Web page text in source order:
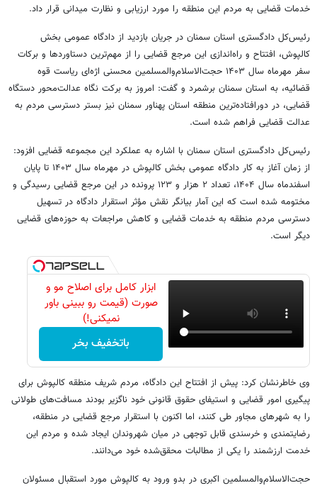
خدمات قضایی به مردم این منطقه را مورد ارزیابی و نظارت میدانی قرار داد.
رئیس‌کل دادگستری استان سمنان در جریان بازدید از دادگاه عمومی بخش
کالپوش، افتتاح و راه‌اندازی این مرجع قضایی را از مهم‌ترین دستاوردها و برکات
سفر مهرماه سال ۱۴۰۳ حجت‌الاسلام‌والمسلمین محسنی اژه‌ای ریاست قوه
قضائیه، به استان سمنان برشمرد و گفت: امروز به برکت نگاه عدالت‌محور دستگاه
قضایی، در دورافتاده‌ترین منطقه استان پهناور سمنان نیز بستر دسترسی مردم به
عدالت قضایی فراهم شده است.
رئیس‌کل دادگستری استان سمنان با اشاره به عملکرد این مجموعه قضایی افزود:
از زمان آغاز به کار دادگاه عمومی بخش کالپوش در مهرماه سال ۱۴۰۳ تا پایان
اسفندماه سال ۱۴۰۴، تعداد ۲ هزار و ۱۲۳ پرونده در این مرجع قضایی رسیدگی و
مختومه شده است که این آمار بیانگر نقش مؤثر استقرار دادگاه در تسهیل
دسترسی مردم منطقه به خدمات قضایی و کاهش مراجعات به حوزه‌های قضایی
دیگر است.
ابزار کامل برای اصلاح مو و
صورت (قیمت رو ببینی باور
نمیکنی!)
باتخفیف بخر
وی خاطرنشان کرد: پیش از افتتاح این دادگاه، مردم شریف منطقه کالپوش برای
پیگیری امور قضایی و استیفای حقوق قانونی خود ناگزیر بودند مسافت‌های طولانی
را به شهرهای مجاور طی کنند، اما اکنون با استقرار مرجع قضایی در منطقه،
رضایتمندی و خرسندی قابل توجهی در میان شهروندان ایجاد شده و مردم این
خدمت ارزشمند را یکی از مطالبات محقق‌شده خود می‌دانند.
حجت‌الاسلام‌والمسلمین اکبری در بدو ورود به کالپوش مورد استقبال مسئولان